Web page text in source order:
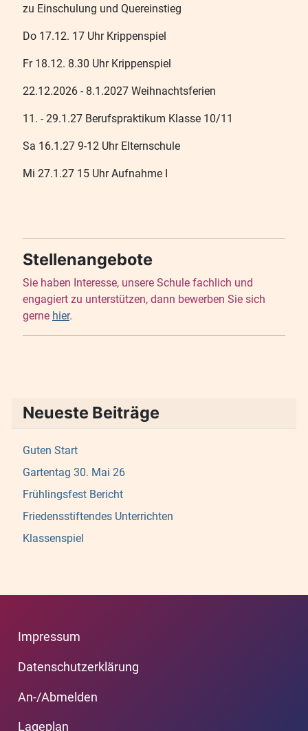
zu Einschulung und Quereinstieg
Do 17.12. 17 Uhr Krippenspiel
Fr 18.12. 8.30 Uhr Krippenspiel
22.12.2026 - 8.1.2027 Weihnachtsferien
11. - 29.1.27 Berufspraktikum Klasse 10/11
Sa 16.1.27 9-12 Uhr Elternschule
Mi 27.1.27 15 Uhr Aufnahme I
Stellenangebote
Sie haben Interesse, unsere Schule fachlich und
engagiert zu unterstützen, dann bewerben Sie sich
gerne hier.
Neueste Beiträge
Guten Start
Gartentag 30. Mai 26
Frühlingsfest Bericht
Friedensstiftendes Unterrichten
Klassenspiel
Impressum
Datenschutzerklärung
An-/Abmelden
Lageplan